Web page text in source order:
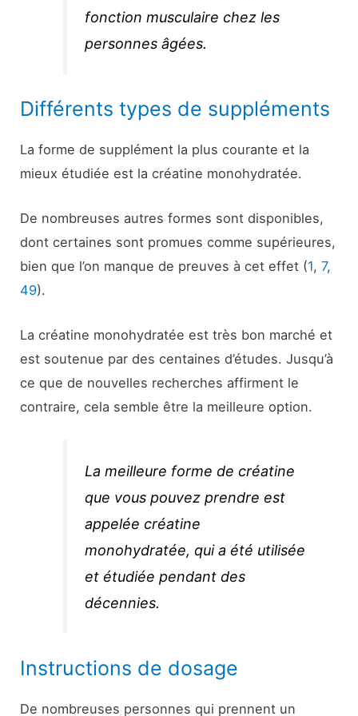
fonction musculaire chez les
personnes âgées.
Différents types de suppléments
La forme de supplément la plus courante et la
mieux étudiée est la créatine monohydratée.
De nombreuses autres formes sont disponibles,
dont certaines sont promues comme supérieures,
bien que l’on manque de preuves à cet effet (1,7,
49).
La créatine monohydratée est très bon marché et
est soutenue par des centaines d’études. Jusqu’à
ce que de nouvelles recherches affirment le
contraire, cela semble être la meilleure option.
La meilleure forme de créatine
que vous pouvez prendre est
appelée créatine
monohydratée, qui a été utilisée
et étudiée pendant des
décennies.
Instructions de dosage
De nombreuses personnes qui prennent un